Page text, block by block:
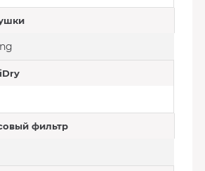
фильтр